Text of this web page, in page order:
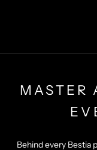
MASTER
Behind every Bestia